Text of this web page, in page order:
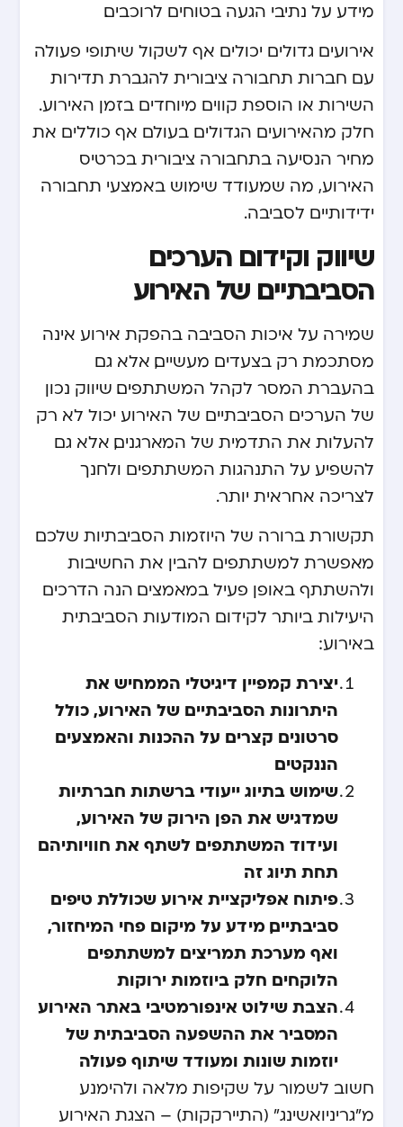
מידע על נתיבי הגעה בטוחים לרוכבים.
אירועים גדולים יכולים אף לשקול שיתופי פעולה
עם חברות תחבורה ציבורית להגברת תדירות
השירות או הוספת קווים מיוחדים בזמן האירוע.
חלק מהאירועים הגדולים בעולם אף כוללים את
מחיר הנסיעה בתחבורה ציבורית בכרטיס
האירוע, מה שמעודד שימוש באמצעי תחבורה
ידידותיים לסביבה.
שיווק וקידום הערכים
הסביבתיים של האירוע
שמירה על איכות הסביבה בהפקת אירוע אינה
מסתכמת רק בצעדים מעשיים, אלא גם
בהעברת המסר לקהל המשתתפים. שיווק נכון
של הערכים הסביבתיים של האירוע יכול לא רק
להעלות את התדמית של המארגנים, אלא גם
להשפיע על התנהגות המשתתפים ולחנך
לצריכה אחראית יותר.
תקשורת ברורה של היוזמות הסביבתיות שלכם
מאפשרת למשתתפים להבין את החשיבות
ולהשתתף באופן פעיל במאמצים. הנה הדרכים
היעילות ביותר לקידום המודעות הסביבתית
באירוע:
יצירת קמפיין דיגיטלי הממחיש את
היתרונות הסביבתיים של האירוע, כולל
סרטונים קצרים על ההכנות והאמצעים
הננקטים
שימוש בתיוג ייעודי ברשתות חברתיות
שמדגיש את הפן הירוק של האירוע,
ועידוד המשתתפים לשתף את חוויותיהם
תחת תיוג זה
פיתוח אפליקציית אירוע שכוללת טיפים
סביבתיים, מידע על מיקום פחי המיחזור,
ואף מערכת תמריצים למשתתפים
הלוקחים חלק ביוזמות ירוקות
הצבת שילוט אינפורמטיבי באתר האירוע
המסביר את ההשפעה הסביבתית של
יוזמות שונות ומעודד שיתוף פעולה
חשוב לשמור על שקיפות מלאה ולהימנע
מ”גריניואשינג” (התיירקקות) – הצגת האירוע